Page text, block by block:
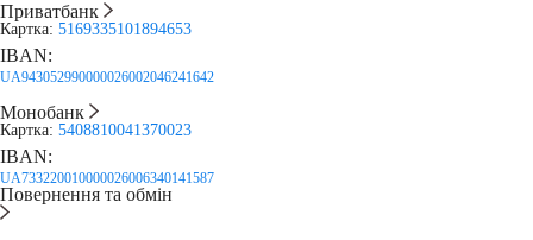
Приватбанк
Картка: 5169335101894653
IBAN:
UA943052990000026002046241642
Монобанк
Картка: 5408810041370023
IBAN:
UA733220010000026006340141587
Повернення та обмін